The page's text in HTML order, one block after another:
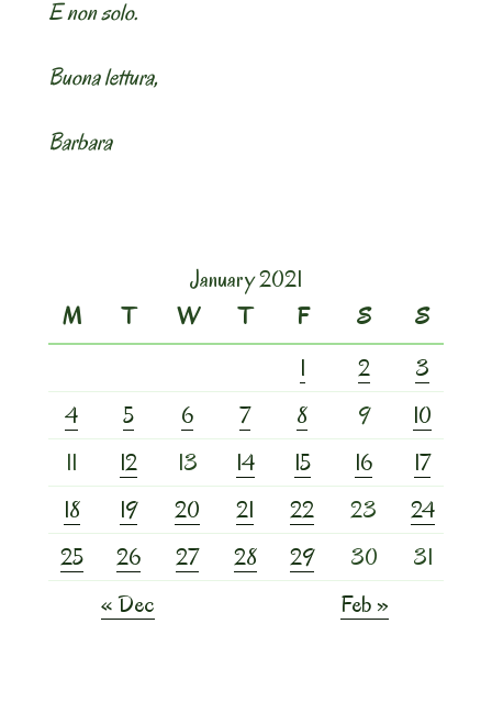
E non solo.
Buona lettura,
Barbara
January 2021
M
T W T F S
S
1
2
3
4
5 6 7 8 9
10
11
12 13 14 15 16
17
18
19 20 21 22 23
24
25
26 27 28 29 30
31
« Dec
Feb »